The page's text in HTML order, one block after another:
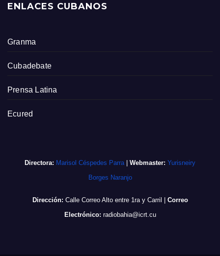
ENLACES CUBANOS
Granma
Cubadebate
Prensa Latina
Ecured
Directora: Marisol Céspedes Parra Webmaster: Yurisneiry
Borges Naranjo
Dirección: Calle Correo Alto entre 1ra y Carril
Correo
Electrónico: radiobahia@icrt.cu